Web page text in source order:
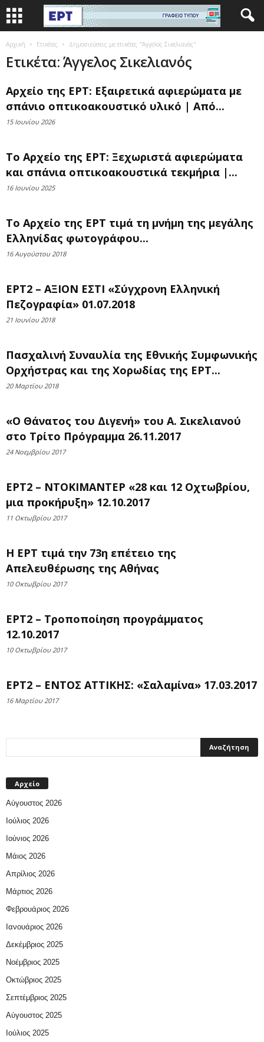
Αρχική Ετικέτες Δημοσιεύσεις με ετικέτες "Άγγελος Σικελιανός"
Ετικέτα: Άγγελος Σικελιανός
Αρχείο της ΕΡΤ: Εξαιρετικά αφιερώματα με
σπάνιο οπτικοακουστικό υλικό | Από...
15 Ιουνίου 2026
Το Αρχείο της ΕΡΤ: Ξεχωριστά αφιερώματα
και σπάνια οπτικοακουστικά τεκμήρια |...
16 Ιουνίου 2025
Το Αρχείο της ΕΡΤ τιμά τη μνήμη της μεγάλης
Ελληνίδας φωτογράφου...
16 Αυγούστου 2018
ΕΡΤ2 – ΑΞΙΟΝ ΕΣΤΙ «Σύγχρονη Ελληνική
Πεζογραφία» 01.07.2018
21 Ιουνίου 2018
Πασχαλινή Συναυλία της Εθνικής Συμφωνικής
Ορχήστρας και της Χορωδίας της ΕΡΤ...
20 Μαρτίου 2018
«Ο Θάνατος του Διγενή» του Α. Σικελιανού
στο Τρίτο Πρόγραμμα 26.11.2017
24 Νοεμβρίου 2017
ΕΡΤ2 – ΝΤΟΚΙΜΑΝΤΕΡ «28 και 12 Οχτωβρίου,
μια προκήρυξη» 12.10.2017
11 Οκτωβρίου 2017
Η ΕΡΤ τιμά την 73η επέτειο της
Απελευθέρωσης της Αθήνας
10 Οκτωβρίου 2017
ΕΡΤ2 – Τροποποίηση προγράμματος
12.10.2017
10 Οκτωβρίου 2017
ΕΡΤ2 – ΕΝΤΟΣ ΑΤΤΙΚΗΣ: «Σαλαμίνα» 17.03.2017
16 Μαρτίου 2017
Αρχείο
Αύγουστος 2026
Ιούλιος 2026
Ιούνιος 2026
Μάιος 2026
Απρίλιος 2026
Μάρτιος 2026
Φεβρουάριος 2026
Ιανουάριος 2026
Δεκέμβριος 2025
Νοέμβριος 2025
Οκτώβριος 2025
Σεπτέμβριος 2025
Αύγουστος 2025
Ιούλιος 2025